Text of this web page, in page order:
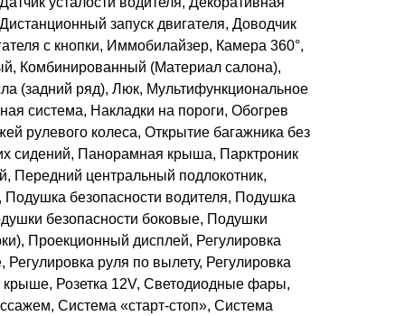
запуск двигателя, Доводчик
с кнопки, Иммобилайзер, Камера 360°,
Комбинированный (Материал салона),
(задний ряд), Люк, Мультифункциональное
система, Накладки на пороги, Обогрев
рулевого колеса, Открытие багажника без
сидений, Панорамная крыша, Парктроник
Передний центральный подлокотник,
безопасности водителя, Подушка
безопасности боковые, Подушки
Проекционный дисплей, Регулировка
руля по вылету, Регулировка
крыше, Розетка 12V, Светодиодные фары,
Система «старт-стоп», Система